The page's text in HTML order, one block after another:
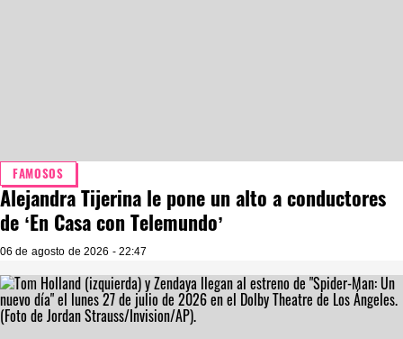
FAMOSOS
Alejandra Tijerina le pone un alto a conductores
de ‘En Casa con Telemundo’
06 de agosto de 2026 - 22:47